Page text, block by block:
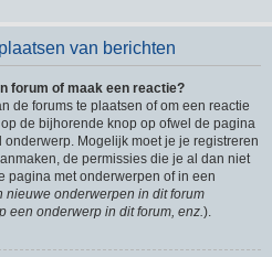
van berichten
forum of maak een reactie?
de forums te plaatsen of om een reactie
de bijhorende knop op ofwel de pagina
Mogelijk moet je je registreren
de permissies die je al dan niet
pagina met onderwerpen of in een
nieuwe onderwerpen in dit forum
een onderwerp in dit forum, enz.).